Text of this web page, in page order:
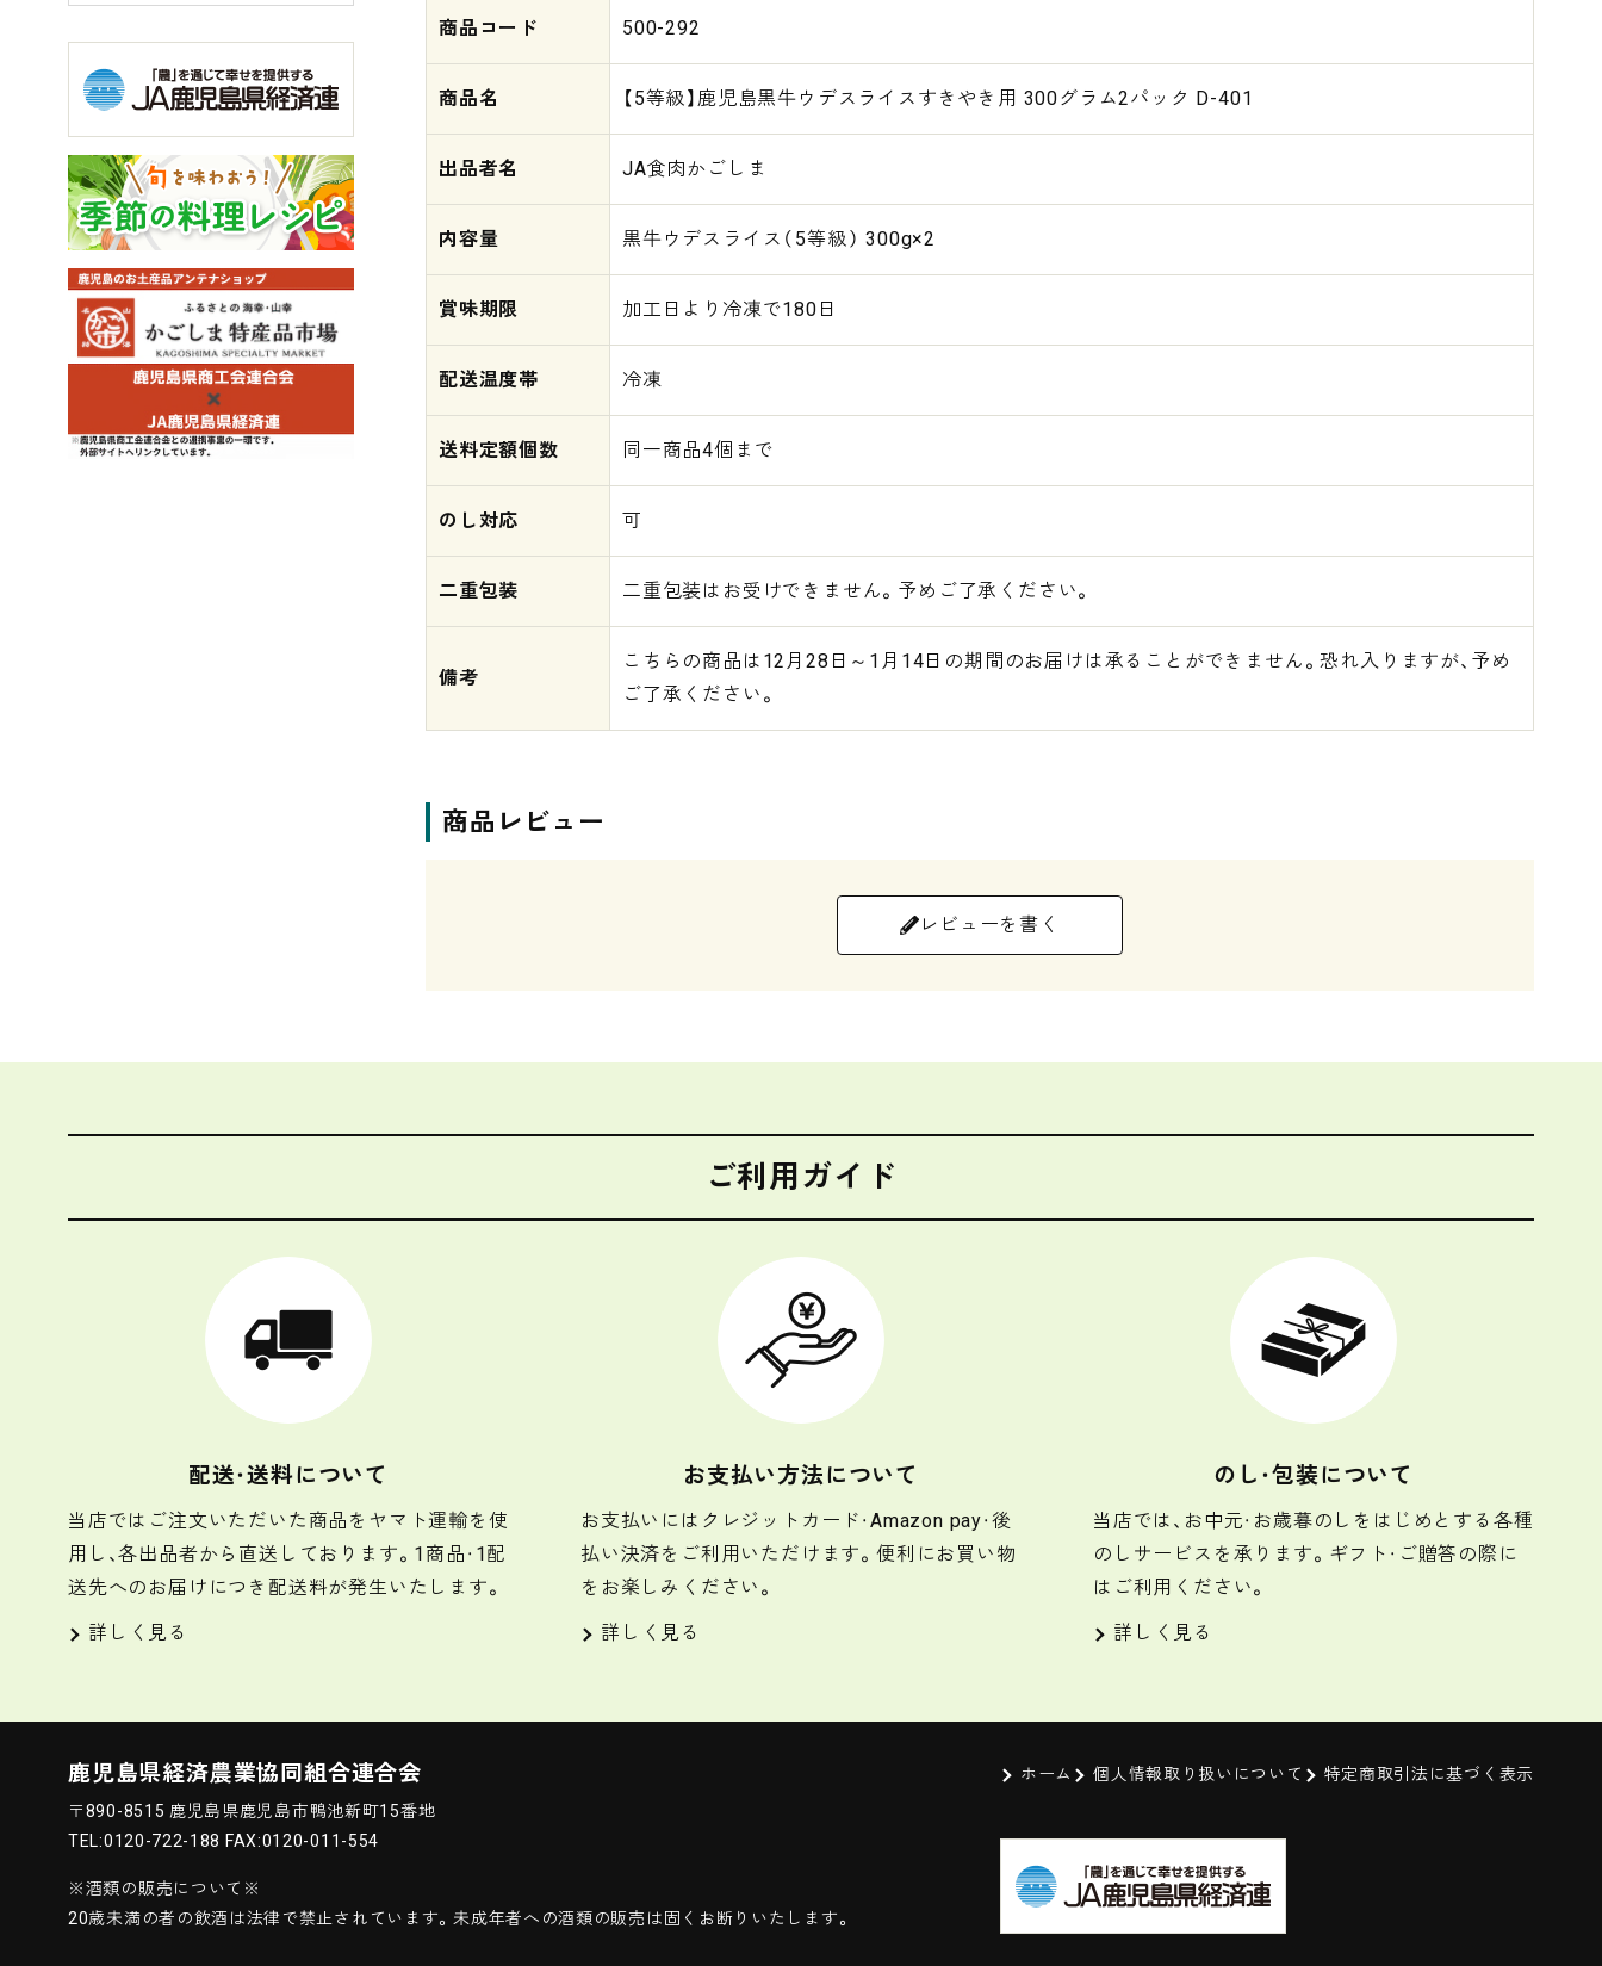
商品コード 500-292
商品名 【5等級】鹿児島黒牛ウデスライスすきやき用 300グラム2パック D-401
出品者名 JA食肉かごしま
内容量 黒牛ウデスライス（5等級） 300g×2
賞味期限 加工日より冷凍で180日
配送温度帯 冷凍
送料定額個数 同一商品4個まで
のし対応 可
二重包装 二重包装はお受けできません。予めご了承ください。
備考
こちらの商品は12月28日～1月14日の期間のお届けは承ることができません。恐れ入りますが、予め
ご了承ください。
商品レビュー
レビューを書く
ご利用ガイド
配送・送料について
当店ではご注文いただいた商品をヤマト運輸を使
用し、各出品者から直送しております。1商品・1配
送先へのお届けにつき配送料が発生いたします。
詳しく見る
お支払い方法について
お支払いにはクレジットカード・Amazon pay・後
払い決済をご利用いただけます。便利にお買い物
をお楽しみください。
詳しく見る
のし・包装について
当店では、お中元・お歳暮のしをはじめとする各種
のしサービスを承ります。ギフト・ご贈答の際に
はご利用ください。
詳しく見る
鹿児島県経済農業協同組合連合会
〒890-8515 鹿児島県鹿児島市鴨池新町15番地
TEL:0120-722-188 FAX:0120-011-554
※酒類の販売について※
20歳未満の者の飲酒は法律で禁止されています。 未成年者への酒類の販売は固くお断りいたします。
ホーム 個人情報取り扱いについて 特定商取引法に基づく表示